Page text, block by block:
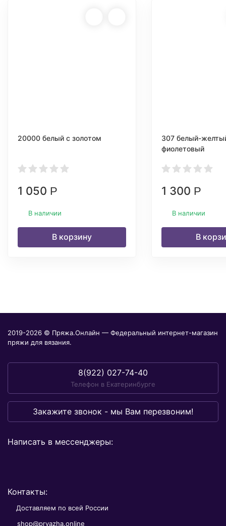
20000 белый с золотом
1 050 Р
В наличии
В корзину
307 белый-
фиолетовый
1 300 Р
В наличии
В
2019-2026 © Пряжа.Онлайн — Федеральный интернет-магазин
пряжи для вязания.
8(922) 027-74-40
Телефон в Екатеринбурге
Закажите звонок - мы Вам перезвоним!
Написать в мессенджеры:
Контакты:
Доставляем по всей России
shop@pryazha.online